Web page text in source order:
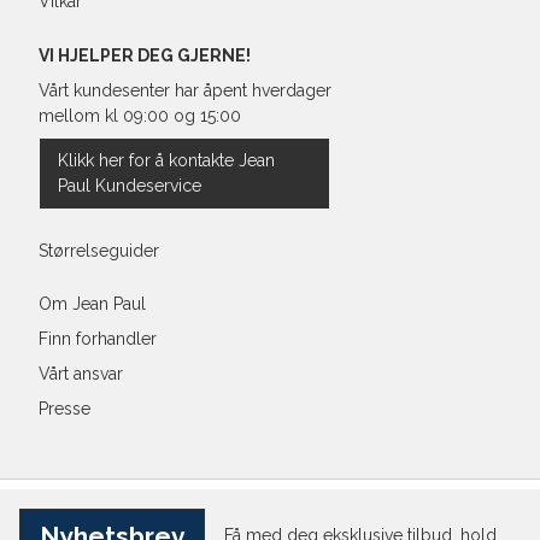
VI HJELPER DEG GJERNE!
Vårt kundesenter har åpent hverdager
mellom kl 09:00 og 15:00
Klikk her for å kontakte Jean
Paul Kundeservice
Størrelseguider
Om Jean Paul
Finn forhandler
Vårt ansvar
Presse
Få med deg eksklusive tilbud, hold